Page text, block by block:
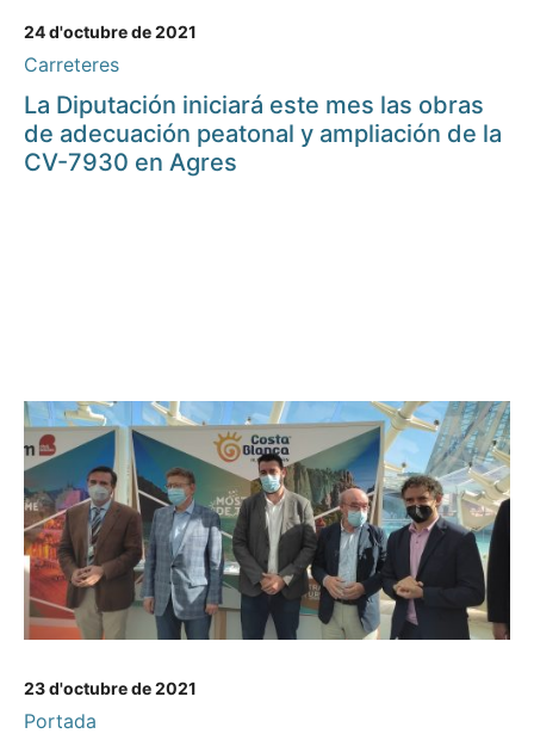
24 d'octubre de 2021
Carreteres
La Diputación iniciará este mes las obras
de adecuación peatonal y ampliación de la
CV-7930 en Agres
23 d'octubre de 2021
Portada